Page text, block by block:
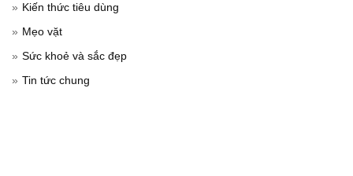
Kiến thức tiêu dùng
Mẹo vặt
Sức khoẻ và sắc đẹp
Tin tức chung